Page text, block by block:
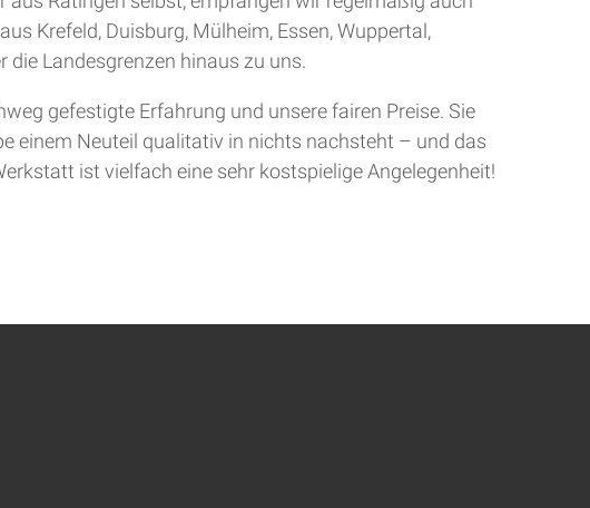
Krefeld, Duisburg, Mülheim, Essen, Wuppertal,
Landesgrenzen hinaus zu uns.
gefestigte Erfahrung und unsere fairen Preise. Sie
einem Neuteil qualitativ in nichts nachsteht – und das
ist vielfach eine sehr kostspielige Angelegenheit!